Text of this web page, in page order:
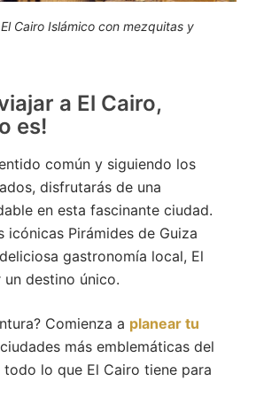
Cairo Islámico con mezquitas y
a El Cairo,
es!
común y siguiendo los
disfrutarás de una
en esta fascinante ciudad.
icónicas Pirámides de Guiza
gastronomía local, El
destino único.
Comienza a planear tu
más emblemáticas del
todo lo que El Cairo tiene para